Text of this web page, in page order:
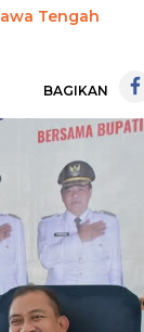
Tengah
BAGIKAN